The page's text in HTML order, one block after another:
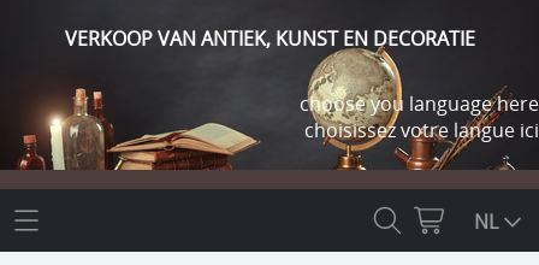
VERKOOP VAN ANTIEK, KUNST EN DECORATIE
choose you language here
choisissez votre langue ici
THE RETROHOUSE NL